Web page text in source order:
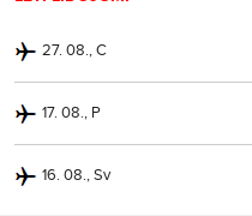
27. 08., C
17. 08., P
16. 08., Sv